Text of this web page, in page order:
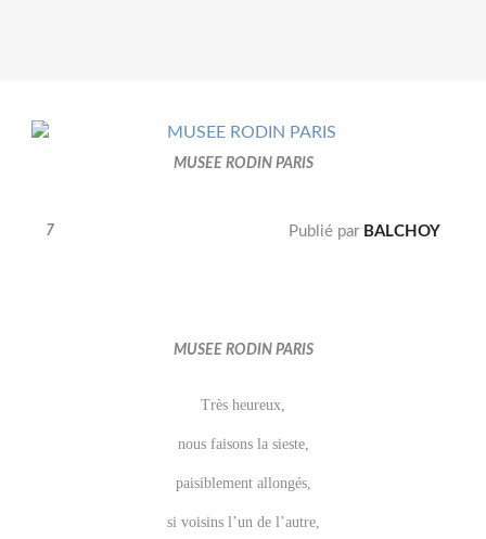
MUSEE RODIN PARIS
7 Publié par BALCHOY
MUSEE RODIN PARIS
Très heureux,
nous faisons la sieste,
paisiblement allongés,
si voisins l’un de l’autre,